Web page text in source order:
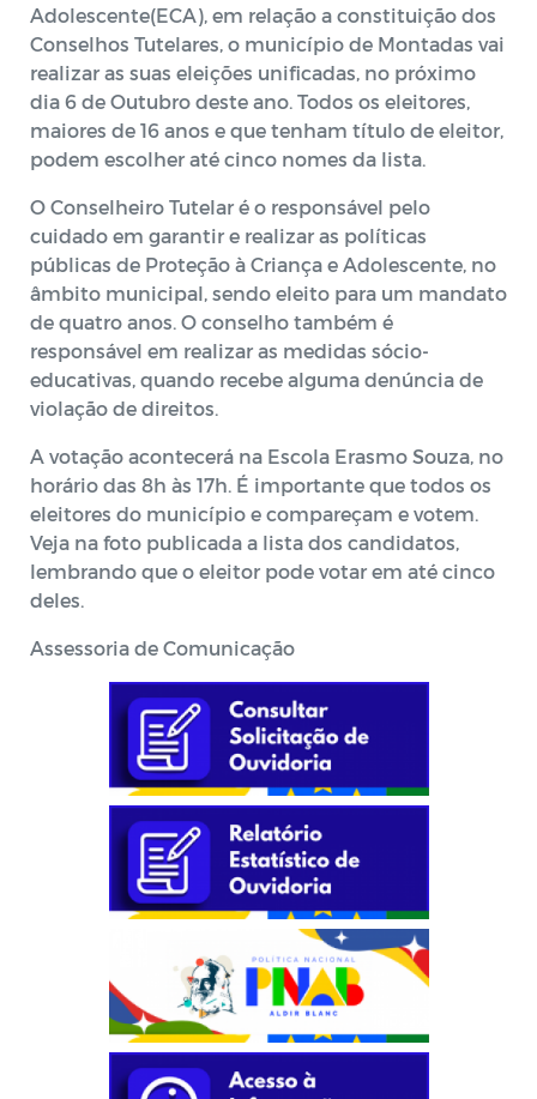
Adolescente(ECA), em relação a constituição dos
Conselhos Tutelares, o município de Montadas vai
realizar as suas eleições unificadas, no próximo
dia 6 de Outubro deste ano. Todos os eleitores,
maiores de 16 anos e que tenham título de eleitor,
podem escolher até cinco nomes da lista.
O Conselheiro Tutelar é o responsável pelo
cuidado em garantir e realizar as políticas
públicas de Proteção à Criança e Adolescente, no
âmbito municipal, sendo eleito para um mandato
de quatro anos. O conselho também é
responsável em realizar as medidas sócio-
educativas, quando recebe alguma denúncia de
violação de direitos.
A votação acontecerá na Escola Erasmo Souza, no
horário das 8h às 17h. É importante que todos os
eleitores do município e compareçam e votem.
Veja na foto publicada a lista dos candidatos,
lembrando que o eleitor pode votar em até cinco
deles.
Assessoria de Comunicação